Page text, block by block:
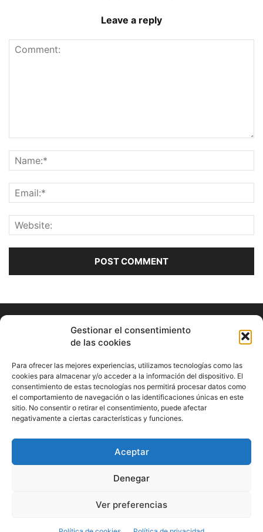
Gestionar el consentimiento
de las cookies
Para ofrecer las mejores experiencias, utilizamos tecnologías como las
cookies para almacenar y/o acceder a la información del dispositivo. El
consentimiento de estas tecnologías nos permitirá procesar datos como
el comportamiento de navegación o las identificaciones únicas en este
sitio. No consentir o retirar el consentimiento, puede afectar
negativamente a ciertas características y funciones.
Aceptar
Denegar
Ver preferencias
Leave a reply
ABOUT US
Información Cultural de Málaga y otros de interés general
Contact us:musicamalaga55@gmail.com
FOLLOW US